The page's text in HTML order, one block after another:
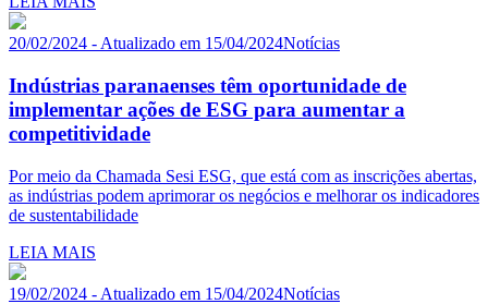
20/02/2024 - Atualizado em 15/04/2024Notícias
Indústrias paranaenses têm oportunidade de
implementar ações de ESG para aumentar a
competitividade
Por meio da Chamada Sesi ESG, que está com as inscrições abertas,
as indústrias podem aprimorar os negócios e melhorar os indicadores
de sustentabilidade
LEIA MAIS
19/02/2024 - Atualizado em 15/04/2024Notícias